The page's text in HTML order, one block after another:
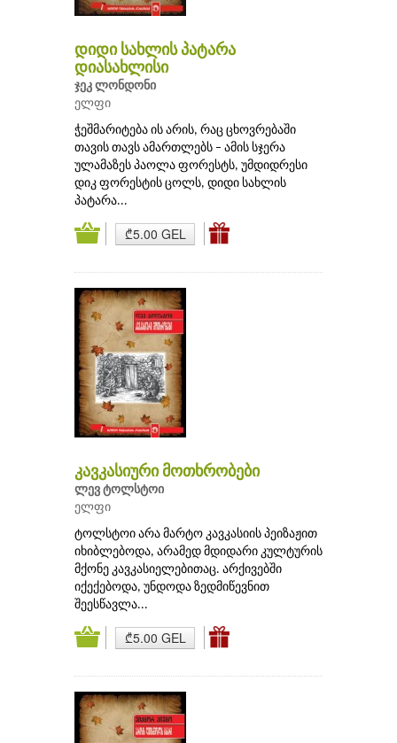
დიდი სახლის პატარა
დიასახლისი
ჯეკ ლონდონი
ელფი
ჭეშმარიტება ის არის, რაც ცხოვრებაში
თავის თავს ამართლებს – ამის სჯერა
ულამაზეს პაოლა ფორესტს, უმდიდრესი
დიკ ფორესტის ცოლს, დიდი სახლის
პატარა...
₾5.00 GEL
კავკასიური მოთხრობები
ლევ ტოლსტოი
ელფი
ტოლსტოი არა მარტო კავკასიის პეიზაჟით
იხიბლებოდა, არამედ მდიდარი კულტურის
მქონე კავკასიელებითაც. არქივებში
იქექებოდა, უნდოდა ზედმიწევნით
შეესწავლა...
₾5.00 GEL